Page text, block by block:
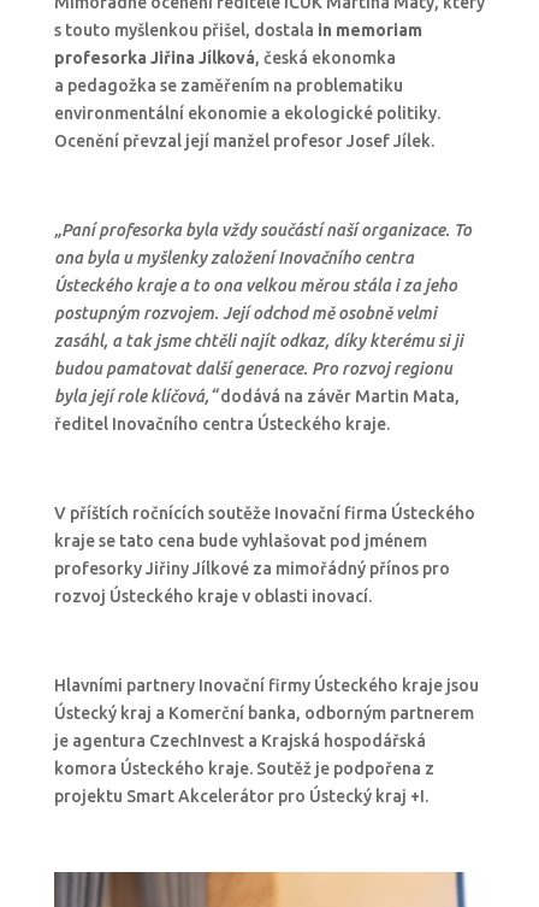
s touto myšlenkou přišel, dostala in memoriam
profesorka Jiřina Jílková, česká ekonomka
a pedagožka se zaměřením na problematiku
environmentální ekonomie a ekologické politiky.
Ocenění převzal její manžel profesor Josef Jílek.
„Paní profesorka byla vždy součástí naší organizace. To
ona byla u myšlenky založení Inovačního centra
Ústeckého kraje a to ona velkou měrou stála i za jeho
postupným rozvojem. Její odchod mě osobně velmi
zasáhl, a tak jsme chtěli najít odkaz, díky kterému si ji
budou pamatovat další generace. Pro rozvoj regionu
byla její role klíčová,“dodává na závěr Martin Mata,
ředitel Inovačního centra Ústeckého kraje.
V příštích ročnících soutěže Inovační firma Ústeckého
kraje se tato cena bude vyhlašovat pod jménem
profesorky Jiřiny Jílkové za mimořádný přínos pro
rozvoj Ústeckého kraje v oblasti inovací.
Hlavními partnery Inovační firmy Ústeckého kraje jsou
Ústecký kraj a Komerční banka, odborným partnerem
je agentura CzechInvest a Krajská hospodářská
komora Ústeckého kraje. Soutěž je podpořena z
projektu Smart Akcelerátor pro Ústecký kraj +I.